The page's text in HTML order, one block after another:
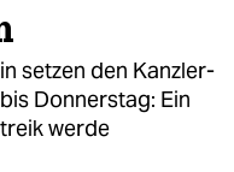
setzen den Kanz­ler­
Donnerstag: Ein
werde